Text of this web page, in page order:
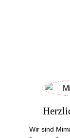
Wir sind